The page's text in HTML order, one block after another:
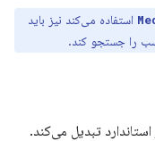
استفاده می‌کند نیز باید
را جستجو کند.